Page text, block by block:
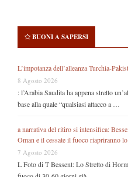
BUONI A SAPERSI
L’impotanza dell’alleanza Turchia-
8 Agosto 2026
: l’Arabia Saudita ha appena stretto
base alla quale “qualsiasi attacco a …
a narrativa del ritiro si intensifica:
Oman e il cessate il fuoco riapriranno
7 Agosto 2026
L Foto di T Bessent: Lo Stretto di